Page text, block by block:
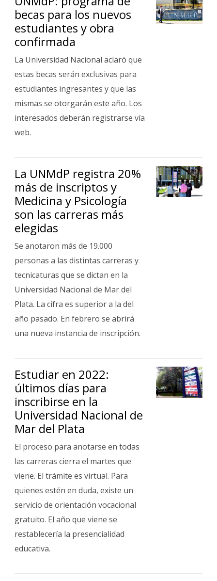
becas para los nuevos
estudiantes y obra
confirmada
La Universidad Nacional aclaró que
estas becas serán exclusivas para
estudiantes ingresantes y que las
mismas se otorgarán este año. Los
interesados deberán registrarse vía
web.
La UNMdP registra 20%
más de inscriptos y
Medicina y Psicología
son las carreras más
elegidas
Se anotaron más de 19.000
personas a las distintas carreras y
tecnicaturas que se dictan en la
Universidad Nacional de Mar del
Plata. La cifra es superior a la del
año pasado. En febrero se abrirá
una nueva instancia de inscripción.
Estudiar en 2022:
últimos días para
inscribirse en la
Universidad Nacional de
Mar del Plata
El proceso para anotarse en todas
las carreras cierra el martes que
viene. El trámite es virtual. Para
quienes estén en duda, existe un
servicio de orientación vocacional
gratuito. El año que viene se
restablecería la presencialidad
educativa.